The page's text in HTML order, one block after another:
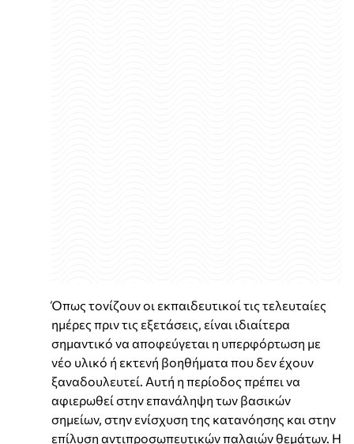
Όπως τονίζουν οι εκπαιδευτικοί τις τελευταίες
ημέρες πριν τις εξετάσεις, είναι ιδιαίτερα
σημαντικό να αποφεύγεται η υπερφόρτωση με
νέο υλικό ή εκτενή βοηθήματα που δεν έχουν
ξαναδουλευτεί. Αυτή η περίοδος πρέπει να
αφιερωθεί στην επανάληψη των βασικών
σημείων, στην ενίσχυση της κατανόησης και στην
επίλυση αντιπροσωπευτικών παλαιών θεμάτων. Η